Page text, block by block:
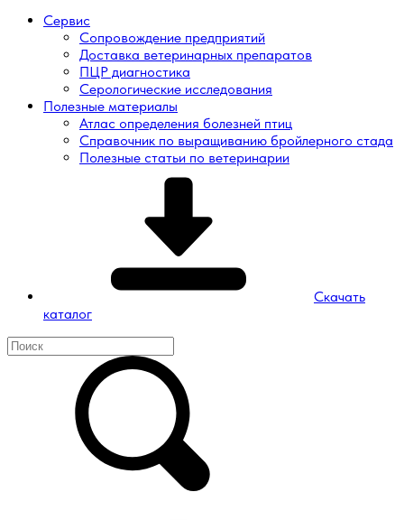
Сервис
Сопровождение предприятий
Доставка ветеринарных препаратов
ПЦР диагностика
Серологические исследования
Полезные материалы
Атлас определения болезней птиц
Справочник по выращиванию бройлерного стада
Полезные статьи по ветеринарии
Скачать
каталог